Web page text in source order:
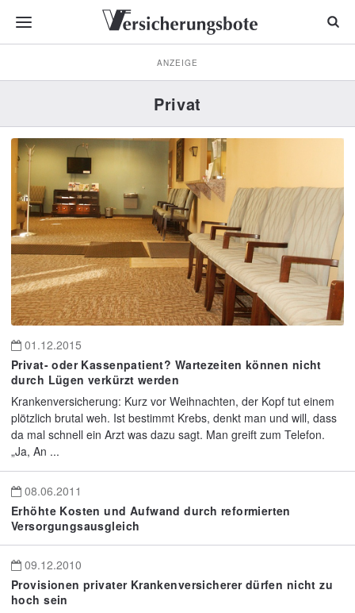
ANZEIGE
Privat
01.12.2015
Privat- oder Kassenpatient? Wartezeiten können nicht
durch Lügen verkürzt werden
Krankenversicherung: Kurz vor Weihnachten, der Kopf tut einem
plötzlich brutal weh. Ist bestimmt Krebs, denkt man und will, dass
da mal schnell ein Arzt was dazu sagt. Man greift zum Telefon.
„Ja, An ...
08.06.2011
Erhöhte Kosten und Aufwand durch reformierten
Versorgungsausgleich
09.12.2010
Provisionen privater Krankenversicherer dürfen nicht zu
hoch sein